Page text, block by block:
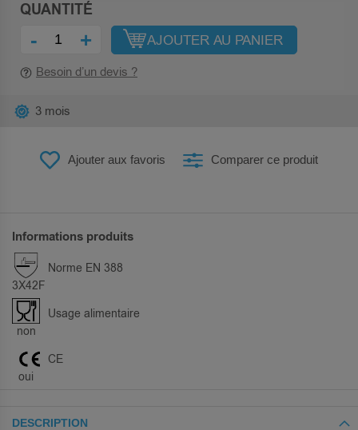
QUANTITÉ
- + AJOUTER AU PANIER
Besoin d’un devis ?
Ajouter aux favoris Comparer ce produit
3 mois
Informations produits
3X42F
Norme EN 388
non
Usage alimentaire
oui
CE
DESCRIPTION